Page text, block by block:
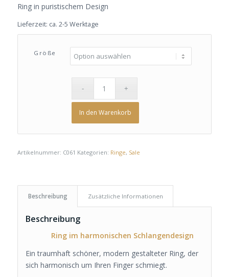
€ 39,99
€ 24,99.
Ring in puristischem Design
Lieferzeit: ca. 2-5 Werktage
Größe
In den Warenkorb
Artikelnummer: C061 Kategorien: Ringe, Sale
Beschreibung Zusätzliche Informationen
Beschreibung
Ring im harmonischen Schlangendesign
Ein traumhaft schöner, modern gestalteter Ring, der
sich harmonisch um Ihren Finger schmiegt.